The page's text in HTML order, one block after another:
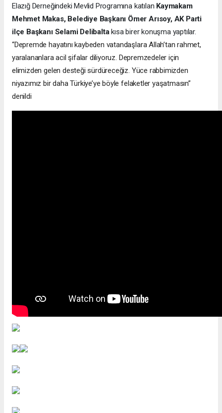
Elazığ Derneğindeki Mevlid Programına katılan Kaymakam
Mehmet Makas, Belediye Başkanı Ömer Arısoy, AK Parti
ilçe Başkanı Selami Delibaltakısa birer konuşma yaptılar.
“Depremde hayatını kaybeden vatandaşlara Allah’tan rahmet,
yaralananlara acil şifalar diliyoruz. Depremzedeler için
elimizden gelen desteği sürdüreceğiz. Yüce rabbimizden
niyazımız bir daha Türkiye’ye böyle felaketler yaşatmasın”
denildi